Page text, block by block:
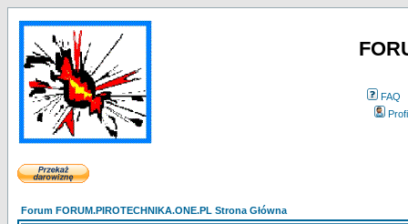
FAQ
Forum FORUM.PIROTECHNIKA.ONE.PL Strona Główna